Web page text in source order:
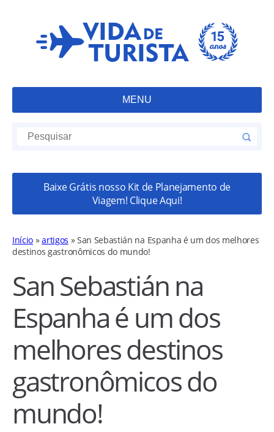
MENU
Baixe Grátis nosso Kit de Planejamento de
Viagem! Clique Aqui!
Início »artigos »San Sebastián na Espanha é um dos melhores
destinos gastronômicos do mundo!
San Sebastián na
Espanha é um dos
melhores destinos
gastronômicos do
mundo!